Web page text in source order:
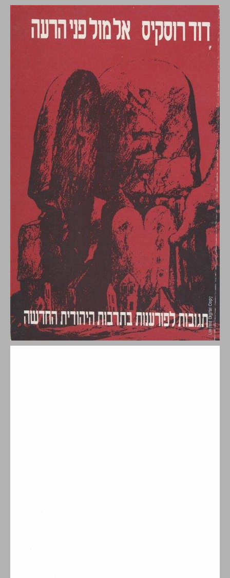
אל מול פני הרעה ... 0